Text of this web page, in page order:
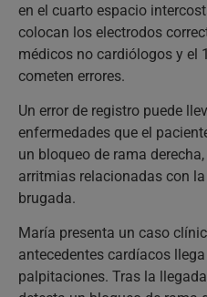
en el cuarto espacio
colocan los electrodos
médicos no cardiólogos y el
cometen errores.
Un error de registro puede
enfermedades que el
un bloqueo de rama
arritmias relacionadas con
brugada.
María presenta un caso
antecedentes cardíacos
palpitaciones. Tras la